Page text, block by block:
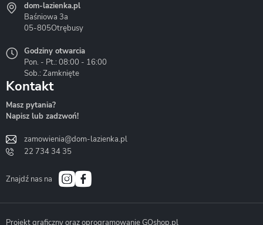
Hydrostop
Liveno
Bath&Spa
dom-lazienka.pl
Baśniowa 3a
05-805Otrębusy
Godziny otwarcia
Pon. - Pt.: 08:00 - 16:00
Sob.: Zamknięte
Kontakt
Masz pytania?
Napisz lub zadzwoń!
zamowienia@dom-lazienka.pl
22 734 34 35
Znajdź nas na
Projekt graficzny oraz oprogramowanie GOshop.pl